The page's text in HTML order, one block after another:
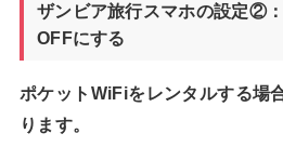
ザンビア旅行スマホの設定②
OFFにする
ポケットWiFiをレンタルする場
ります。